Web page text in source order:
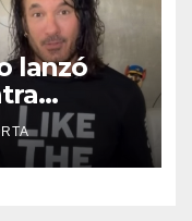
lanzó
que lo
es